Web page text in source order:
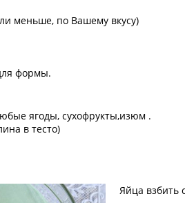
меньше, по Вашему вкусу)
формы.
ягоды, сухофрукты,изюм .
в тесто)
Яйца взбить